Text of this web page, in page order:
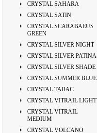
CRYSTAL SAHARA
CRYSTAL SATIN
CRYSTAL SCARABAEUS
GREEN
CRYSTAL SILVER NIGHT
CRYSTAL SILVER PATINA
CRYSTAL SILVER SHADE
CRYSTAL SUMMER BLUE
CRYSTAL TABAC
CRYSTAL VITRAIL LIGHT
CRYSTAL VITRAIL
MEDIUM
CRYSTAL VOLCANO